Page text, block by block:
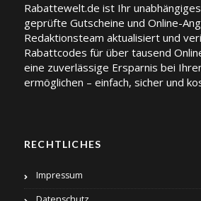
Rabattewelt.de ist Ihr
geprüfte Gutscheine und Online-
Redaktionsteam aktualisiert und
Rabattcodes für über tausend
eine zuverlässige Ersparnis bei
ermöglichen – einfach, sicher und
RECHTLICHES
Impressum